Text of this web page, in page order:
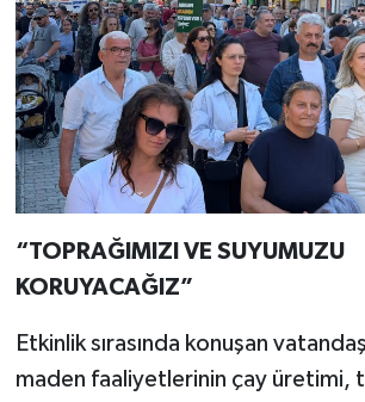
“TOPRAĞIMIZI VE SUYUMUZU
KORUYACAĞIZ”
Etkinlik sırasında konuşan
maden faaliyetlerinin çay üretimi,